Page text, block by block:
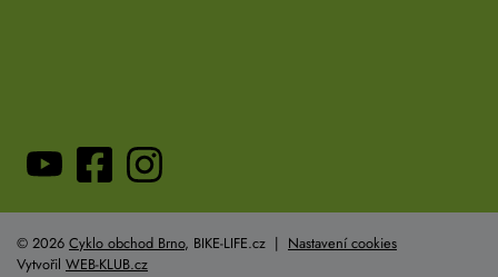
© 2026 Cyklo obchod Brno, BIKE-LIFE.cz | Nastavení cookies
Vytvořil WEB-KLUB.cz